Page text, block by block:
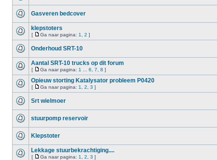
Gasveren bedcover
klepstoters
[ Ga naar pagina: 1 2 ]
Onderhoud SRT-10
Aantal SRT-10 trucks op dit forum
[ Ga naar pagina: 1 6 7 8 ]
Opieuw storting Katalysator probleem P0420
[ Ga naar pagina: 1 2 3 ]
Srt wielmoer
stuurpomp reservoir
Klepstoter
Lekkage stuurbekrachtiging....
[ Ga naar pagina: 1 2 3 ]